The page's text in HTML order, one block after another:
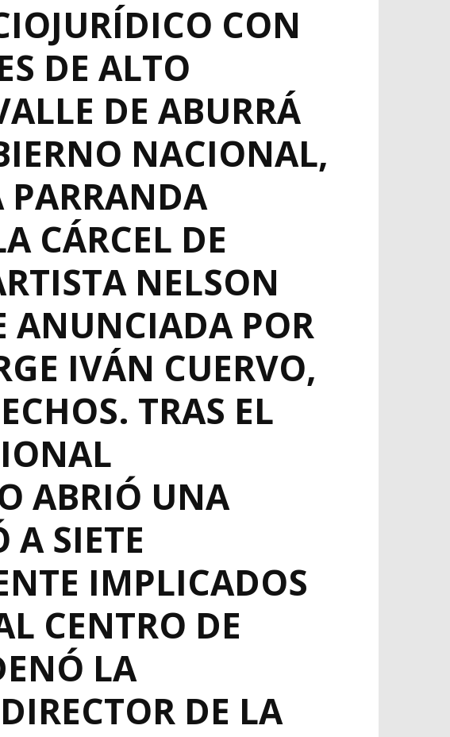
CON
DE ALTO
DE ABURRÁ
NACIONAL,
PARRANDA
CÁRCEL DE
NELSON
ANUNCIADA POR
IVÁN CUERVO,
TRAS EL
ABRIÓ UNA
A SIETE
IMPLICADOS
CENTRO DE
LA
DE LA